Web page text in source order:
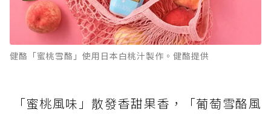
健酪「蜜桃雪酪」使用日本白桃汁製作。健酪提供
「蜜桃風味」散發香甜果香，「葡萄雪酪風